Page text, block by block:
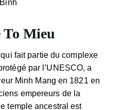
To Mieu
fait partie du complexe
par l’UNESCO, a
Minh Mang en 1821 en
empereurs de la
temple ancestral est